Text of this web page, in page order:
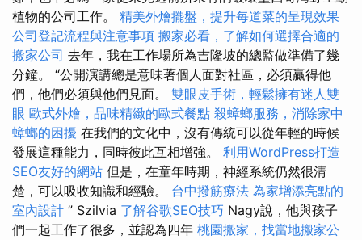
植物的公司工作。 精美外燴擺盤，提升每道菜的呈現效果
公司登記流程與注意事項 搬家必看，了解如何選擇合適的
搬家公司 去年，我在工作場所為吉隆坡的總監做準備了幾
分鐘。 “公開演講總是意味著個人面對社區，必須贏得他
們，他們必須與他們見面。 雙眼皮手術，輕鬆擁有迷人雙
眼 歐式外燴，品味精緻的歐式餐點 殺蟑螂服務，消除家中
蟑螂的困擾 在我們的文化中，沒有傳統可以從年輕的時候
發展這種能力，同時彼此互相增強。 利用WordPress打造
SEO友好的網站 但是，在童年時期，神經系統仍然很清
楚，可以吸收知識和經驗。 台中撥筋療法 為家增添亮點的
室內設計 ” Szilvia 了解谷歌SEO技巧 Nagy說，他與孩子
們一起工作了很多，並認為四年 桃園搬家，找當地搬家公